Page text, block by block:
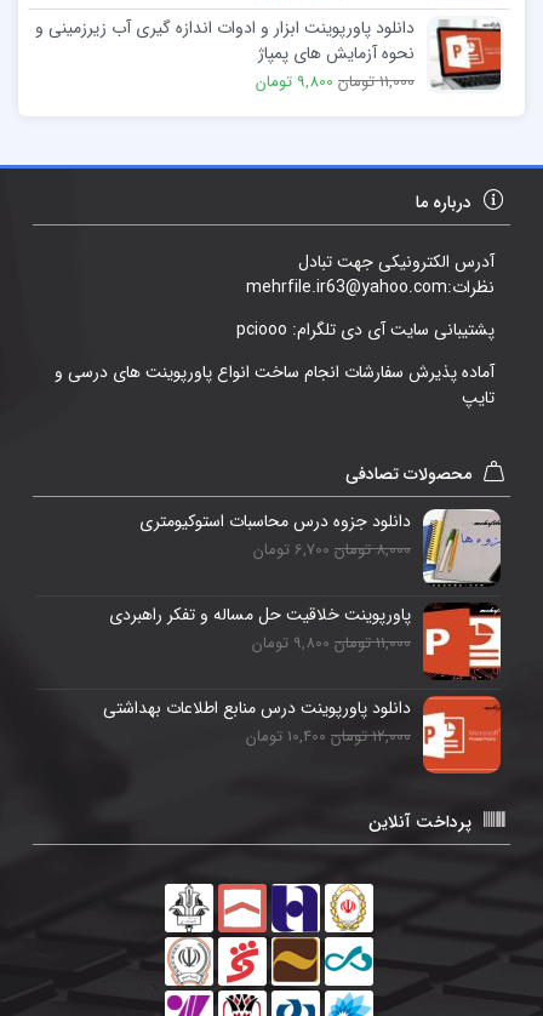
دانلود پاورپوینت ابزار و ادوات اندازه گیری آب زیرزمینی و
نحوه آزمایش های پمپاژ
11,000 تومان 9,800 تومان
درباره ما
آدرس الکترونیکی جهت تبادل
نظرات:mehrfile.ir63@yahoo.com
پشتیبانی سایت آی دی تلگرام: pciooo
آماده پذیرش سفارشات انجام ساخت انواع پاورپوینت های درسی و
تایپ
محصولات تصادفی
دانلود جزوه درس محاسبات استوکیومتری
8,000 تومان 6,700 تومان
پاورپوینت خلاقیت حل مساله و تفکر راهبردی
11,000 تومان 9,800 تومان
دانلود پاورپوینت درس منابع اطلاعات بهداشتی
12,000 تومان 10,400 تومان
پرداخت آنلاین